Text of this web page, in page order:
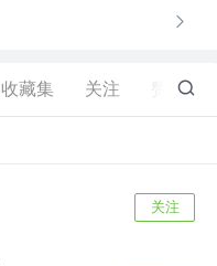
收藏集 关注 7
关注